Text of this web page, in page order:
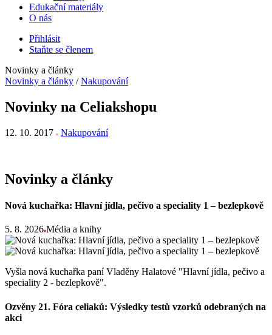
Edukační materiály
O nás
Přihlásit
Staňte se členem
Novinky a články
Novinky a články / Nakupování
Novinky na Celiakshopu
12. 10. 2017 Nakupování
Novinky a články
Nová kuchařka: Hlavní jídla, pečivo a speciality 1 – bezlepkově
5. 8. 2026 Média a knihy
Vyšla nová kuchařka paní Vladěny Halatové "Hlavní jídla, pečivo a
speciality 2 - bezlepkově".
Ozvěny 21. Fóra celiaků: Výsledky testů vzorků odebraných na
akci